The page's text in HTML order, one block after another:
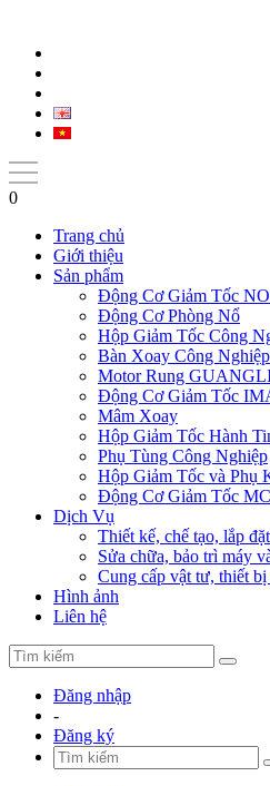
0
Trang chủ
Giới thiệu
Sản phẩm
Động Cơ Giảm Tốc
Động Cơ Phòng Nổ
Hộp Giảm Tốc Công
Bàn Xoay Công Nghiệp
Motor Rung
Động Cơ Giảm Tốc
Mâm Xoay
Hộp Giảm Tốc Hành
Phụ Tùng Công Nghiệp
Hộp Giảm Tốc và Phụ
Động Cơ Giảm Tốc
Dịch Vụ
Thiết kế, chế tạo, lắp
Sửa chữa, bảo trì máy
Cung cấp vật tư, thiết
Hình ảnh
Liên hệ
Đăng nhập
-
Đăng ký